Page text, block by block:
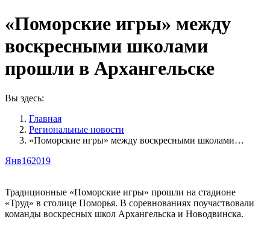
«Поморские игры» между
воскресными школами
прошли в Архангельске
Вы здесь:
Главная
Pегиональные новости
«Поморские игры» между воскресными школами…
Янв162019
Традиционные «Поморские игры» прошли на стадионе
«Труд» в столице Поморья. В соревнованиях поучаствовали
команды воскресных школ Архангельска и Новодвинска.